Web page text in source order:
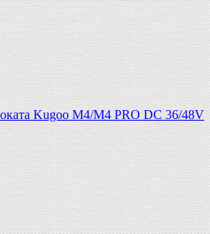
Kugoo M4/M4 PRO DC 36/48V